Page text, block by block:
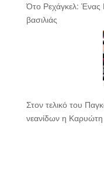
Ότο Ρεχάγκελ: Ένας
βασιλιάς
Στον τελικό του
νεανίδων η Καρυώτη